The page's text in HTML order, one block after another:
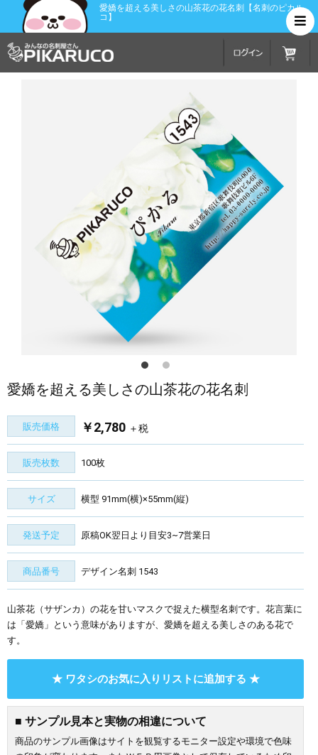
愛嬌を超える美しさの山茶花の花名刺【名刺のピカル
コ】
愛嬌を超える美しさの山茶花の花名刺
販売価格 ￥2,780 ＋税
販売枚数 100枚
サイズ 横型 91mm(横)×55mm(縦)
発送予定 原稿OK翌日より目安3~7営業日
商品番号 デザイン名刺 1543
山茶花（サザンカ）の花を甘いマスクで捉えた横型名刺です。花言葉に
は「愛嬌」という意味がありますが、愛嬌を超える美しさのある花で
す。
★ ワタシのお気に入りリストに追加する ★
■ サンプル見本と実物の相違について
商品のサンプル画像はサイトを観覧するモニター設定や環境で色味